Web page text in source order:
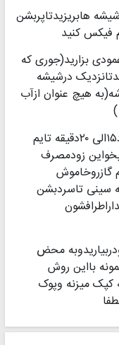
هابریزیدتاپربشن
کنید
بزارید(جوری که
درشیشه
هیچ عنوان ازآب
اززمانی که آب شروع به جوش ریزکرد۱۵الی ۲۰دقیقه تایم
زودمصرف
گازروخاموش
سینی تاسردبشن
محض
بااین روش
کپک میزنه وپوک